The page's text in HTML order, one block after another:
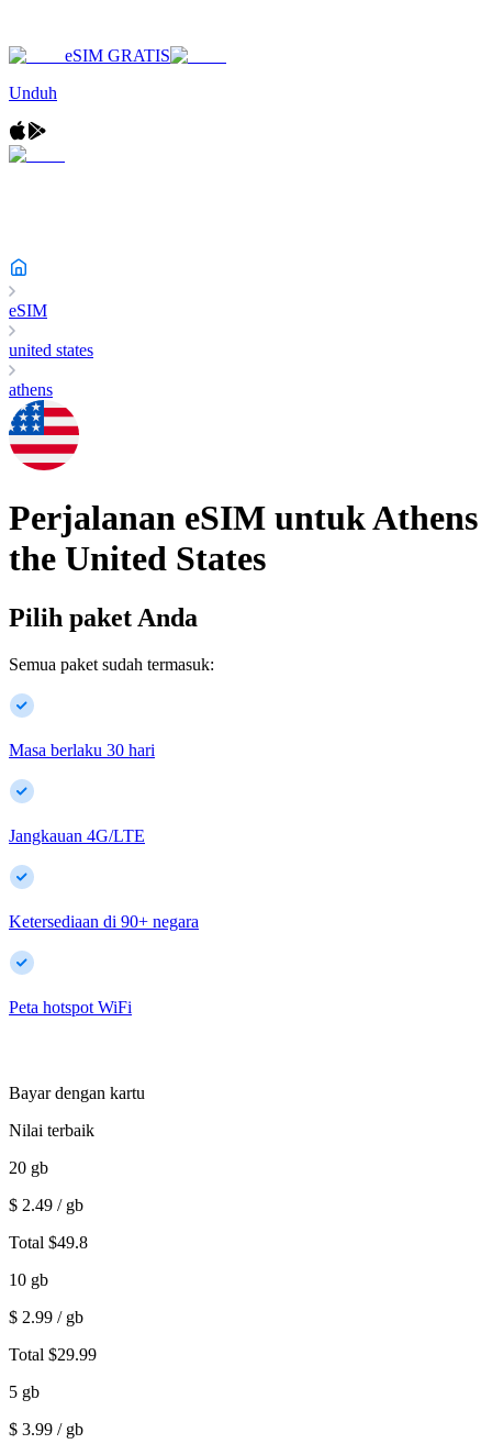
eSIM GRATIS
Unduh
eSIM
united states
athens
Perjalanan eSIM untukAthens
the United States
Pilih paket Anda
Semua paket sudah termasuk:
Masa berlaku 30 hari
Jangkauan 4G/LTE
Ketersediaan di 90+ negara
Peta hotspot WiFi
Bayar dengan kartu
Nilai terbaik
20 gb
$ 2.49 / gb
Total $49.8
10 gb
$ 2.99 / gb
Total $29.99
5 gb
$ 3.99 / gb